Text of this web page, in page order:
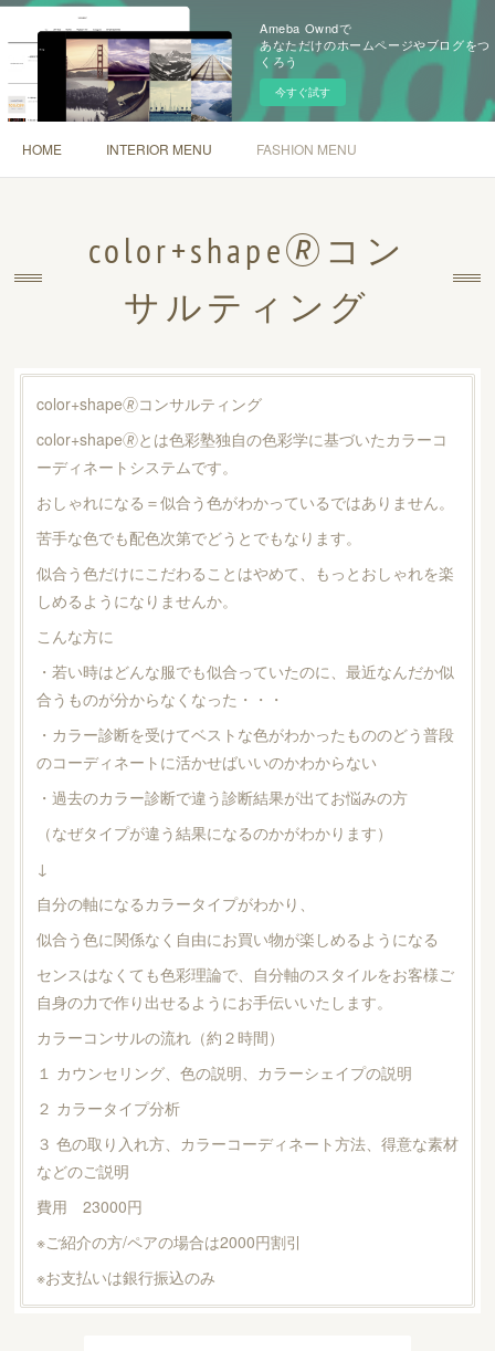
Ameba Owndで
あなただけのホームページやブログをつ
くろう
今すぐ試す
HOME INTERIOR MENU FASHION MENU
color+shape🄬コン
サルティング
color+shape🄬コンサルティング
color+shape🄬とは色彩塾独自の色彩学に基づいたカラーコ
ーディネートシステムです。
おしゃれになる＝似合う色がわかっているではありません。
苦手な色でも配色次第でどうとでもなります。
似合う色だけにこだわることはやめて、もっとおしゃれを楽
しめるようになりませんか。
こんな方に
・若い時はどんな服でも似合っていたのに、最近なんだか似
合うものが分からなくなった・・・
・カラー診断を受けてベストな色がわかったもののどう普段
のコーディネートに活かせばいいのかわからない
・過去のカラー診断で違う診断結果が出てお悩みの方
（なぜタイプが違う結果になるのかがわかります）
↓
自分の軸になるカラータイプがわかり、
似合う色に関係なく自由にお買い物が楽しめるようになる
センスはなくても色彩理論で、自分軸のスタイルをお客様ご
自身の力で作り出せるようにお手伝いいたします。
カラーコンサルの流れ（約２時間）
１ カウンセリング、色の説明、カラーシェイプの説明
２ カラータイプ分析
３ 色の取り入れ方、カラーコーディネート方法、得意な素材
などのご説明
費用 23000円
※ご紹介の方/ペアの場合は2000円割引
※お支払いは銀行振込のみ